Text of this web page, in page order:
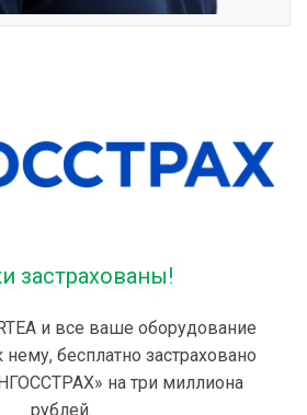
застрахованы!
и все ваше оборудование
бесплатно застраховано
на три миллиона
рублей.